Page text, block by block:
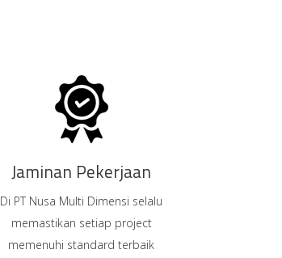
Jaminan Pekerjaan
Di PT Nusa Multi Dimensi selalu
memastikan setiap project
memenuhi standard terbaik